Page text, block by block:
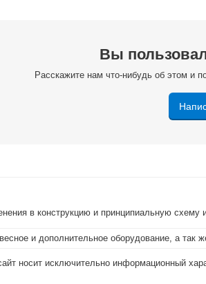
Вы
Расскажите нам что-нибудь об этом и
в конструкцию и принципиальную
и дополнительное оборудование, а
носит исключительно информационный